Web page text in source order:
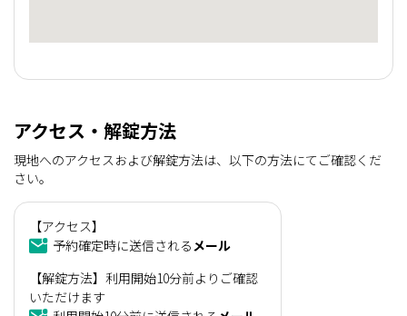
アクセス・解錠方法
現地へのアクセスおよび解錠方法は、以下の方法にてご確認くだ
さい。
【アクセス】
予約確定時に送信されるメール
【解錠方法】利用開始10分前よりご確認
いただけます